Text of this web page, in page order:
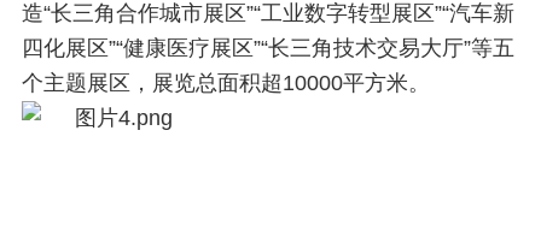
造“长三角合作城市展区”“工业数字转型展区”“汽车新
四化展区”“健康医疗展区”“长三角技术交易大厅”等五
个主题展区，展览总面积超10000平方米。